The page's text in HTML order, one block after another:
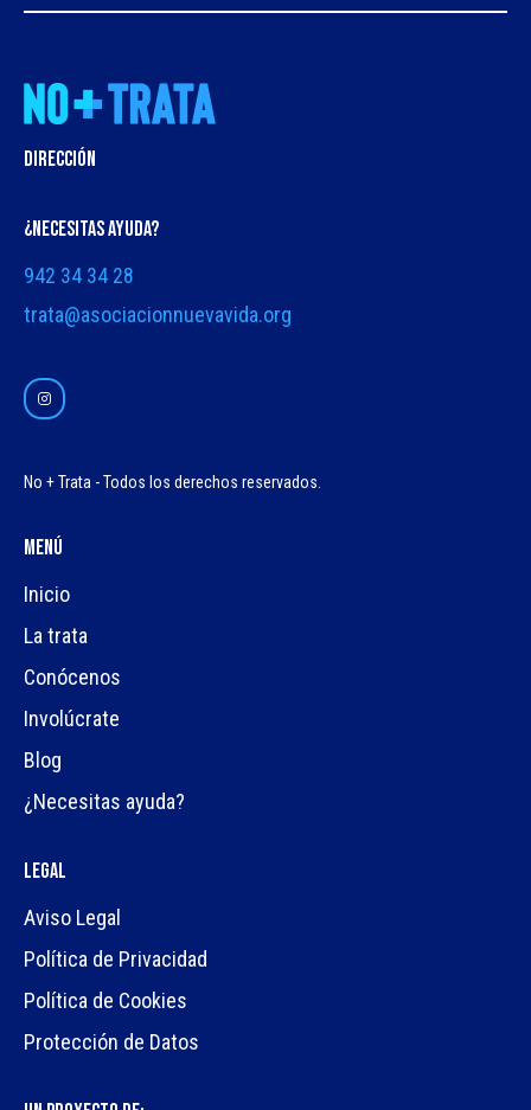
DIRECCIÓN
¿NECESITAS AYUDA?
942 34 34 28
trata@asociacionnuevavida.org
No + Trata - Todos los derechos reservados.
Menú
Inicio
La trata
Conócenos
Involúcrate
Blog
¿Necesitas ayuda?
Legal
Aviso Legal
Política de Privacidad
Política de Cookies
Protección de Datos